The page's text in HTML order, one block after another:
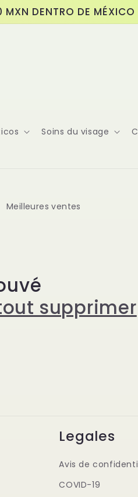
DENTRO DE MÉXICO
Soins du visage
supprimer
Legales
Avis de
COVID-19